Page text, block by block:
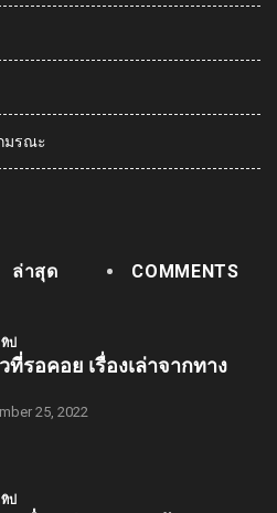
มรณะ
ล่าสุด COMMENTS
ป
ที่รอคอย เรื่องเล่าจากทาง
25, 2022
ป